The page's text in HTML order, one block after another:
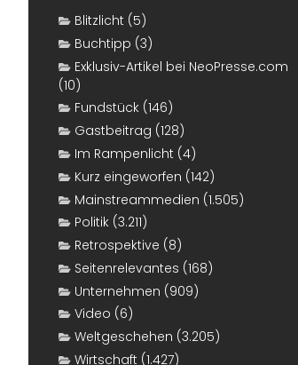
Blitzlicht (5)
Buchtipp (3)
Exklusiv-Artikel bei NeoPresse.com
(10)
Fundstück (146)
Gastbeitrag (128)
Im Rampenlicht (4)
Kurz eingeworfen (142)
Mainstreammedien (1.505)
Politik (3.211)
Retrospektive (8)
Seitenrelevantes (168)
Unternehmen (909)
Video (6)
Weltgeschehen (3.205)
Wirtschaft (1.427)